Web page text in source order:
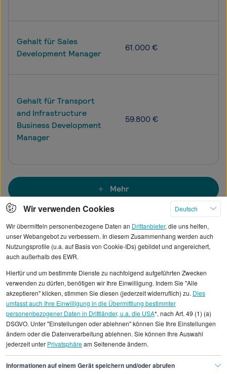
Gehalt für Sales
Development Manager
61.000 €
Gehalt für Transport
and Infrastructure
Business Development
Manager
59.800 €
Mehr
Alle angezeigten Gehaltsdaten beruhen auf
statistischen Erhebungen durch StepStone. Es sind
einzelnen Stellenangeboten zugeordnet werden.
Gehaltsinformationen
Vertrieb und Verkauf
Senior International Business Development Manager
Senior International Business Development Manager
München
Wir verwenden Cookies
Deutsch
Wir übermitteln personenbezogene Daten an Drittanbieter, die uns helfen,
unser Webangebot zu verbessern. In diesem Zusammenhang werden auch
Nutzungsprofile (u.a. auf Basis von Cookie-IDs) gebildet und angereichert,
auch außerhalb des EWR.
Hierfür und um bestimmte Dienste zu nachfolgend aufgeführten Zwecken
verwenden zu dürfen, benötigen wir Ihre Einwilligung. Indem Sie "Alle
akzeptieren" klicken, stimmen Sie diesen (jederzeit widerruflich) zu. Dies
umfasst auch Ihre Einwilligung in die Übermittlung bestimmter
personenbezogener Daten in Drittländer, u.a. die USA*, nach Art. 49 (1) (a)
DSGVO. Unter "Einstellungen oder ablehnen" können Sie Ihre Einstellungen
ändern oder die Datenverarbeitung ablehnen. Sie können Ihre Auswahl
jederzeit unter Privatsphäream Seitenende ändern.
Informationen auf einem Gerät speichern und/oder abrufen